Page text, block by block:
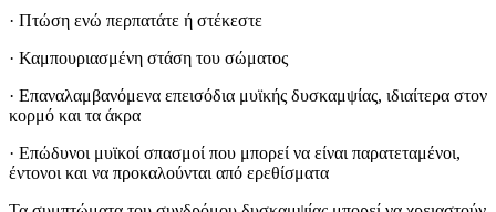
· Πτώση ενώ περπατάτε ή στέκεστε
· Καμπουριασμένη στάση του σώματος
· Επαναλαμβανόμενα επεισόδια μυϊκής δυσκαμψίας, ιδιαίτερα στον
κορμό και τα άκρα
· Επώδυνοι μυϊκοί σπασμοί που μπορεί να είναι παρατεταμένοι,
έντονοι και να προκαλούνται από ερεθίσματα